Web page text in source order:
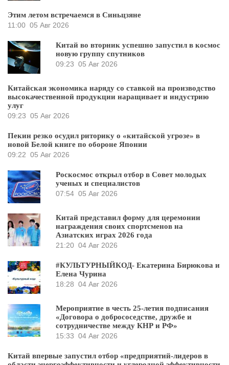
Этим летом встречаемся в Синьцзяне
11:00 05 Авг 2026
Китай во вторник успешно запустил в космос
новую группу спутников
09:23 05 Авг 2026
Китайская экономика наряду со ставкой на производство
высокачественной продукции наращивает и индустрию
улуг
09:23 05 Авг 2026
Пекин резко осудил риторику о «китайской угрозе» в
новой Белой книге по обороне Японии
09:22 05 Авг 2026
Роскосмос открыл отбор в Совет молодых
ученых и специалистов
07:54 05 Авг 2026
Китай представил форму для церемонии
награждения своих спортсменов на
Азиатских играх 2026 года
21:20 04 Авг 2026
#КУЛЬТУРНЫЙКОД- Екатерина Бирюкова и
Елена Чурина
18:28 04 Авг 2026
Мероприятие в честь 25-летия подписания
«Договора о добрососедстве, дружбе и
сотрудничестве между КНР и РФ»
15:33 04 Авг 2026
Китай впервые запустил отбор «предприятий-лидеров в